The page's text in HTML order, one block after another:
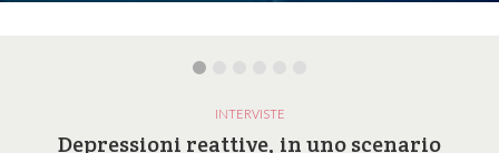
INTERVISTE
Depressioni reattive, in uno scenario